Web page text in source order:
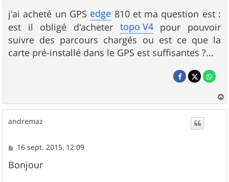
g
e
j'ai acheté un GPS edge 810 et ma question est :
est il obligé d'acheter topo V4pour pouvoir
suivre des parcours chargés ou est ce que la
carte pré-installé dans le GPS est suffisantes ?...
a
andremaz
M
s
s
16 sept. 2015, 12:09
Bonjour